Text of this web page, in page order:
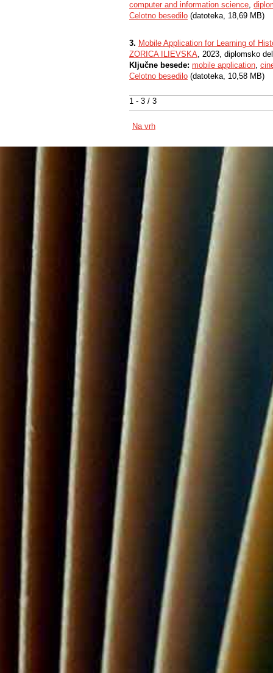
1 - 3 / 3
computer and information science,
Celotno besedilo (datoteka, 18,69 MB)
3. Mobile Application for Learning of
ZORICA ILIEVSKA, 2023, diplomsko
Ključne besede: mobile application,
Celotno besedilo (datoteka, 10,58 MB)
Na vrh